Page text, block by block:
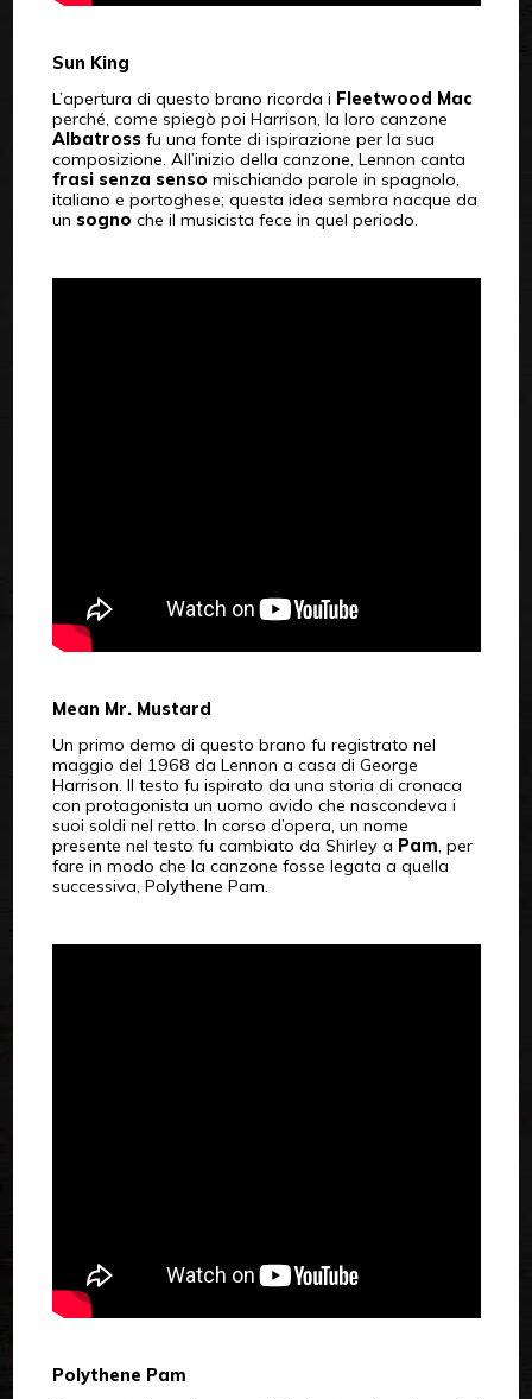
Sun King
L’apertura di questo brano ricorda i Fleetwood Mac
perché, come spiegò poi Harrison, la loro canzone
Albatrossfu una fonte di ispirazione per la sua
composizione. All’inizio della canzone, Lennon canta
frasi senza senso mischiando parole in spagnolo,
italiano e portoghese; questa idea sembra nacque da
un sogno che il musicista fece in quel periodo.
Mean Mr. Mustard
Un primo demo di questo brano fu registrato nel
maggio del 1968 da Lennon a casa di George
Harrison. Il testo fu ispirato da una storia di cronaca
con protagonista un uomo avido che nascondeva i
suoi soldi nel retto. In corso d’opera, un nome
presente nel testo fu cambiato da Shirley a Pam, per
fare in modo che la canzone fosse legata a quella
successiva, Polythene Pam.
Polythene Pam